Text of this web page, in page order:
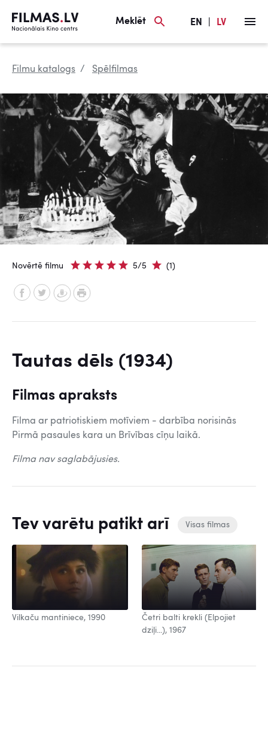
Meklēt EN LV
Filmu katalogs Spēlfilmas
Novērtē filmu 5/5 (1)
Tautas dēls (1934)
Filmas apraksts
Filma ar patriotiskiem motīviem - darbība norisinās
Pirmā pasaules kara un Brīvības cīņu laikā.
Filma nav saglabājusies.
Tev varētu patikt arī Visas filmas
Vilkaču mantiniece, 1990
Četri balti krekli (Elpojiet
dziļi...), 1967